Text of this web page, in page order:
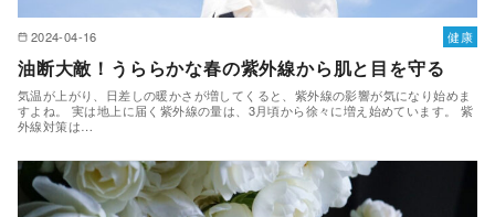
2024-04-16 健康
油断大敵！うららかな春の紫外線から肌と目を守る
気温が上がり、日差しの暖かさが増してくると、紫外線の影響が気になり始めま
すよね。 実は地上に届く紫外線の量は、3月頃から徐々に増え始めています。 紫
外線対策は…